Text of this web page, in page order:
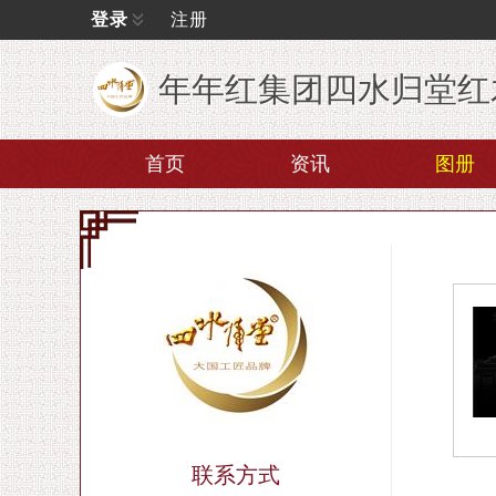
登录 注册
年年红集团四水归堂
首页 资讯 图册
联系方式